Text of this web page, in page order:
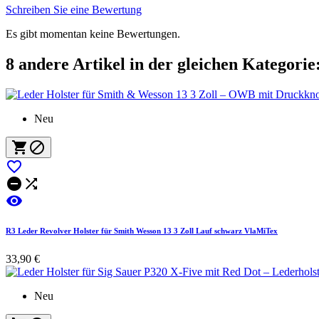
Schreiben Sie eine Bewertung
Es gibt momentan keine Bewertungen.
8 andere Artikel in der gleichen
Neu
 

 

R3 Leder Revolver Holster für Smith Wesson 13 3 Zoll Lauf schwarz VlaMiTex
33,90 €
Neu